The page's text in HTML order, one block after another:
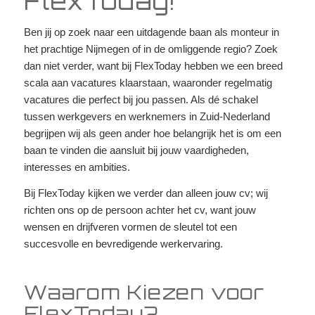
Ben jij op zoek naar een uitdagende baan als monteur in
het prachtige Nijmegen of in de omliggende regio? Zoek
dan niet verder, want bij FlexToday hebben we een breed
scala aan vacatures klaarstaan, waaronder regelmatig
vacatures die perfect bij jou passen. Als dé schakel
tussen werkgevers en werknemers in Zuid-Nederland
begrijpen wij als geen ander hoe belangrijk het is om een
baan te vinden die aansluit bij jouw vaardigheden,
interesses en ambities.
Bij FlexToday kijken we verder dan alleen jouw cv; wij
richten ons op de persoon achter het cv, want jouw
wensen en drijfveren vormen de sleutel tot een
succesvolle en bevredigende werkervaring.
Waarom Kiezen voor